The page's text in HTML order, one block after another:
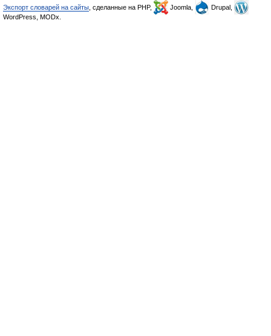
Экспорт словарей на сайты , сделанные на PHP, Joomla,
Drupal,
WordPress, MODx.